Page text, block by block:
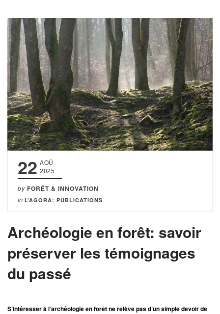
22 AOÛ
2025
by FORÊT & INNOVATION
in L’AGORA: PUBLICATIONS
Archéologie en forêt: savoir
préserver les témoignages
du passé
S’intéresser à l’archéologie en forêt ne relève pas d’un simple devoir de